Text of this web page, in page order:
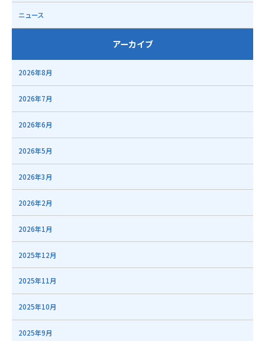
ニュース
アーカイブ
2026年8月
2026年7月
2026年6月
2026年5月
2026年3月
2026年2月
2026年1月
2025年12月
2025年11月
2025年10月
2025年9月